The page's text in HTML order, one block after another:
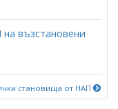
възстановени
становища от НАП